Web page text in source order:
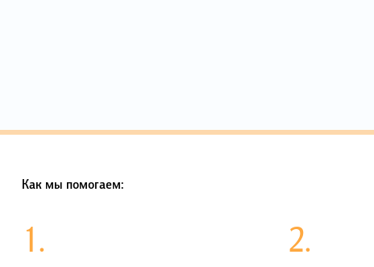
Как мы помогаем:
1. 2.